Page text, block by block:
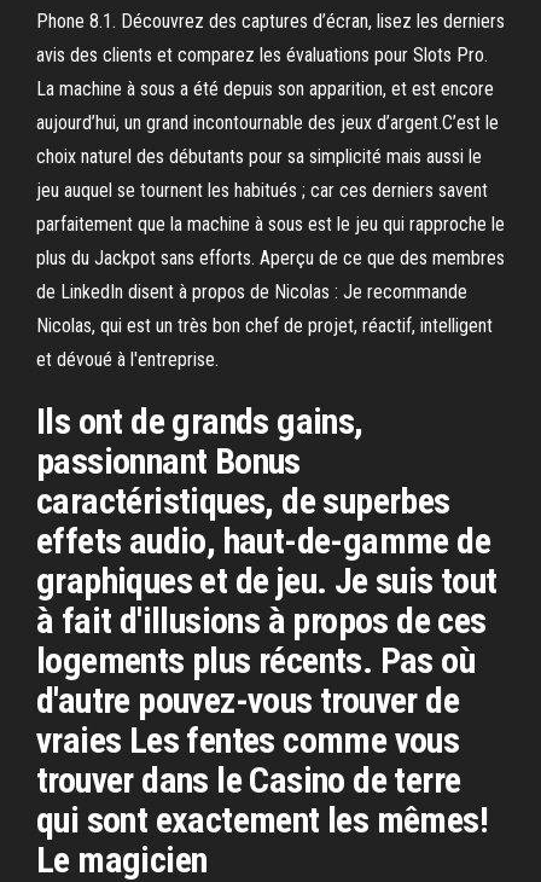
Phone 8.1. Découvrez des captures d’écran, lisez les derniers
avis des clients et comparez les évaluations pour Slots Pro.
La machine à sous a été depuis son apparition, et est encore
aujourd’hui, un grand incontournable des jeux d’argent.C’est le
choix naturel des débutants pour sa simplicité mais aussi le
jeu auquel se tournent les habitués ; car ces derniers savent
parfaitement que la machine à sous est le jeu qui rapproche le
plus du Jackpot sans efforts. Aperçu de ce que des membres
de LinkedIn disent à propos de Nicolas : Je recommande
Nicolas, qui est un très bon chef de projet, réactif, intelligent
et dévoué à l'entreprise.
Ils ont de grands gains,
passionnant Bonus
caractéristiques, de superbes
effets audio, haut-de-gamme de
graphiques et de jeu. Je suis tout
à fait d'illusions à propos de ces
logements plus récents. Pas où
d'autre pouvez-vous trouver de
vraies Les fentes comme vous
trouver dans le Casino de terre
qui sont exactement les mêmes!
Le magicien